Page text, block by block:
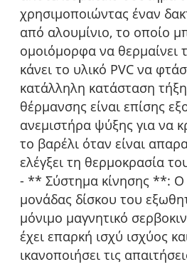
χρησιμοποιώντας έναν
από αλουμίνιο, το οποίο
ομοιόμορφα να θερμαίνει
κάνει το υλικό PVC να
κατάλληλη κατάσταση
θέρμανσης είναι επίσης
ανεμιστήρα ψύξης για να
το βαρέλι όταν είναι
ελέγξει τη θερμοκρασία
- ** Σύστημα κίνησης **: Ο
μονάδας δίσκου του
μόνιμο μαγνητικό
έχει επαρκή ισχύ ισχύος
ικανοποιήσει τις